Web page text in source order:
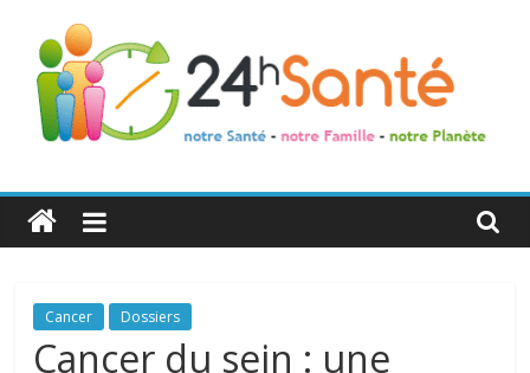
24h
Santé
La
santé
Cancer Dossiers
Cancer du sein : une